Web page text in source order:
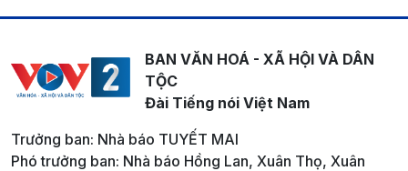
BAN VĂN HOÁ - XÃ HỘI VÀ DÂN
TỘC
Đài Tiếng nói Việt Nam
Trưởng ban: Nhà báo TUYẾT MAI
Phó trưởng ban: Nhà báo Hồng Lan, Xuân Thọ, Xuân